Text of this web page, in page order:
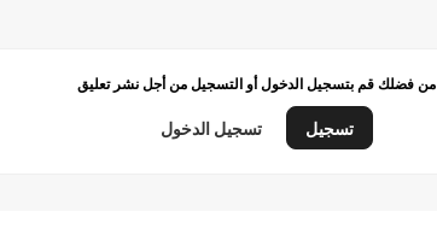
من فضلك قم بتسجيل الدخول أو التسجيل من أجل نشر تعليق
تسجيل تسجيل الدخول